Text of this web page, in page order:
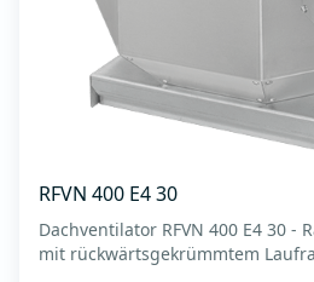
RFVN 400 E4 30
Dachventilator RFVN 400 E4 30 -
mit rückwärtsgekrümmtem